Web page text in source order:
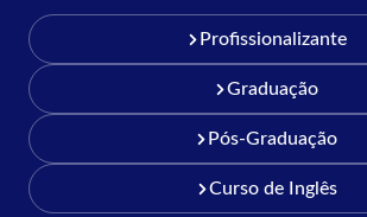
Profissionalizante
Graduação
Pós-Graduação
Curso de Inglês